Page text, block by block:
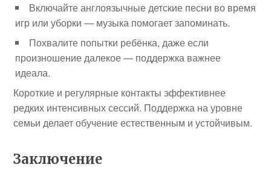
Включайте англоязычные детские песни во время
игр или уборки — музыка помогает запоминать.
Похвалите попытки ребёнка, даже если
произношение далекое — поддержка важнее
идеала.
Короткие и регулярные контакты эффективнее
редких интенсивных сессий. Поддержка на уровне
семьи делает обучение естественным и устойчивым.
Заключение